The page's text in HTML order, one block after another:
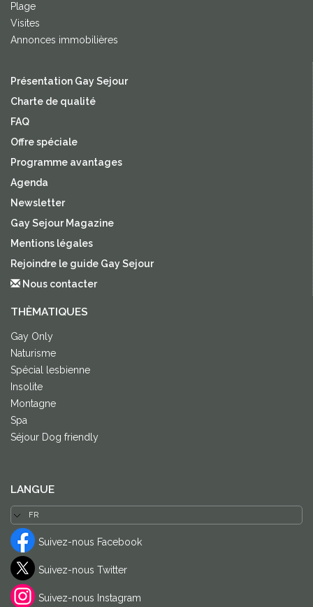
Plage
Visites
Annonces immobilières
Présentation Gay Sejour
Charte de qualité
FAQ
Offre spéciale
Programme avantages
Agenda
Newsletter
Gay Sejour Magazine
Mentions légales
Rejoindre le guide Gay Sejour
Nous contacter
THÈMATIQUES
Gay Only
Naturisme
Spécial lesbienne
Insolite
Montagne
Spa
Séjour Dog friendly
LANGUE
Suivez-nous Facebook
Suivez-nous Twitter
Suivez-nous Instagram